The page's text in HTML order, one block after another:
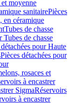
et moyenne
sanitairePièces
en céramique
Tubes de chasse
Tubes de chasse
pour Haute
Pièces détachées pour
rosaces et
à encastrer
SigmaRéservoirs
à encastrer